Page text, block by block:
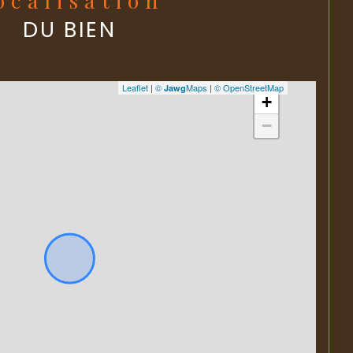
DU BIEN
+
−
Leaflet| © JawgMaps | © OpenStreetMap